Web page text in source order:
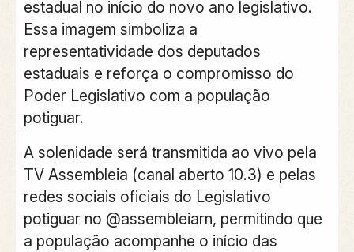
estadual no início do novo ano legislativo.
Essa imagem simboliza a
representatividade dos deputados
estaduais e reforça o compromisso do
Poder Legislativo com a população
potiguar.
A solenidade será transmitida ao vivo pela
TV Assembleia (canal aberto 10.3) e pelas
redes sociais oficiais do Legislativo
potiguar no @assembleiarn, permitindo que
a população acompanhe o início das